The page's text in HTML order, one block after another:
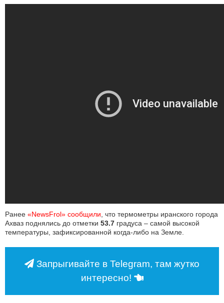
Ранее «NewsFrol» сообщили , что термометры иранского города
Ахваз поднялись до отметки 53.7 градуса – самой высокой
температуры, зафиксированной когда-либо на Земле.
Запрыгивайте в Telegram, там жутко
интересно!